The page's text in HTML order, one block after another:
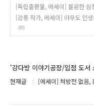
[독립출판물, 에세이] 불온한 심
[강릉 작가, 에세이] 아무도 인
(0)
'강다방 이야기공장/입점 도서
현재글 [에세이] 처방전 없음,